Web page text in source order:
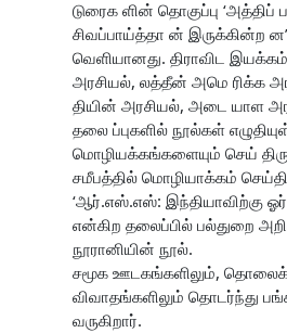
டுரைக ளின் தொகுப்பு
சிவப்பாய்த்தா ன் இருக்கின்ற
வெளியானது. திராவிட
அரசியல், லத்தீன் அமெ ரிக்க
தியின் அரசியல், அடை யாள
தலை ப்புகளில் நூல்கள்
மொழியக்கங்களையும் செய்
சமீபத்தில் மொழியாக்கம்
‘ஆர்.எஸ்.எஸ்: இந்தியாவிற்கு ஓர்
என்கிற தலைப்பில் பல்துறை
நூரானியின் நூல்.
சமூக ஊடகங்களிலும்,
விவாதங்களிலும் தொடர்ந்து
வருகிறார்.